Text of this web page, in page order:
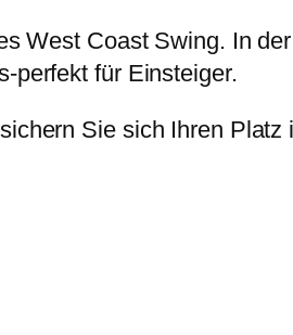
West Coast Swing. In
perfekt für Einsteiger.
Sie sich Ihren Platz